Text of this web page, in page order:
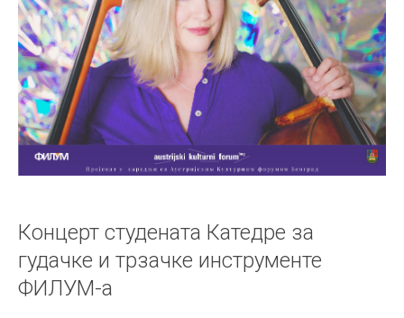
Концерт студената Катедре за
гудачке и трзачке инструменте
ФИЛУМ-а